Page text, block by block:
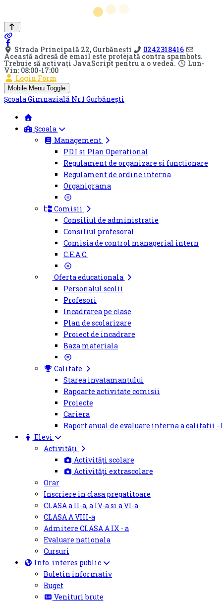
Strada Principală 22, Gurbănești 0242318416
Această adresă de email este protejată contra spambots.
Trebuie să activați JavaScript pentru a o vedea. Lun-
Vin: 08:00-17:00
Login Form
Mobile Menu Toggle
Școala Gimnazială Nr.1 Gurbănești
Școala
Management
P.D.I si Plan Operational
Regulament de organizare si functionare
Regulament de ordine interna
Organigrama
Comisii
Consiliul de administratie
Consiliul profesoral
Comisia de control managerial intern
C.E.A.C.
Oferta educationala
Personalul scolii
Profesori
Incadrarea pe clase
Plan de scolarizare
Proiect de incadrare
Baza materiala
Calitate
Starea invatamantului
Rapoarte activitate comisii
Proiecte
Cariera
Raport anual de evaluare interna a calitatii -
Elevi
Activități
Activități scolare
Activități extrascolare
Orar
Inscriere in clasa pregatitoare
CLASA a II-a, a IV-a si a VI-a
CLASA A VIII-a
Admitere CLASA A IX - a
Evaluare nationala
Cursuri
Info. interes public
Buletin informativ
Buget
Venituri brute